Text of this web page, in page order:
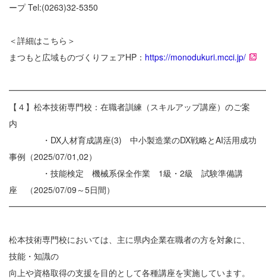
ープ Tel:(0263)32-5350
＜詳細はこちら＞
まつもと広域ものづくりフェアHP： https://monodukuri.mcci.jp/
【４】松本技術専門校：在職者訓練（スキルアップ講座）のご案
内
・DX人材育成講座(3) 中小製造業のDX戦略とAI活用成功
事例（2025/07/01,02）
・技能検定 機械系保全作業 1級・2級 試験準備講
座 （2025/07/09～5日間）
松本技術専門校においては、主に県内企業在職者の方を対象に、
技能・知識の
向上や資格取得の支援を目的として各種講座を実施しています。